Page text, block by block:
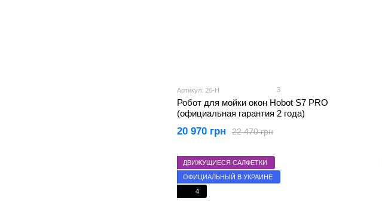
Артикул: 26-H 3
Робот для мойки окон Hobot S7 PRO
(официальная гарантия 2 года)
22 470 грн
20 970 грн
ДВИЖУЩИЕСЯ САЛФЕТКИ
ОФИЦИАЛЬНЫЙ В УКРАИНЕ
4